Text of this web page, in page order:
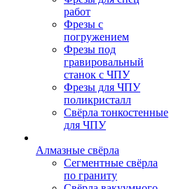
работ
Фрезы с
погружением
Фрезы под
гравировальный
станок с ЧПУ
Фрезы для ЧПУ
поликристалл
Свёрла тонкостенные
для ЧПУ
Алмазные свёрла
Сегментные свёрла
по граниту